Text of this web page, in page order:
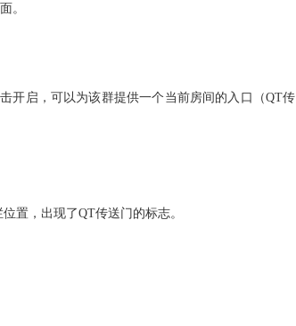
。
开启，可以为该群提供一个当前房间的入口（QT传
置，出现了QT传送门的标志。